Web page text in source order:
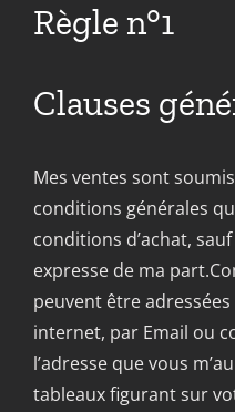
Règle n°1
Clauses
Mes ventes sont
conditions générales
conditions d’achat,
expresse de ma
peuvent être
internet, par Email ou
l’adresse que vous
tableaux figurant sur